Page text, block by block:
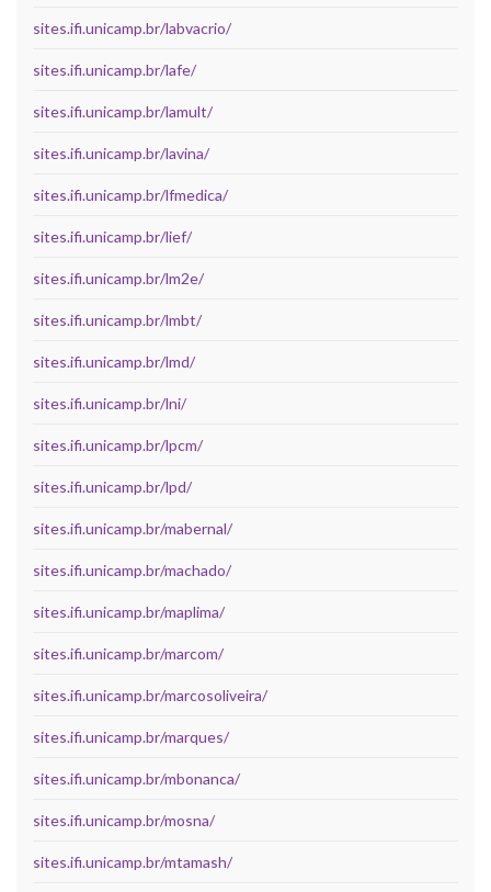
sites.ifi.unicamp.br/labvacrio/
sites.ifi.unicamp.br/lafe/
sites.ifi.unicamp.br/lamult/
sites.ifi.unicamp.br/lavina/
sites.ifi.unicamp.br/lfmedica/
sites.ifi.unicamp.br/lief/
sites.ifi.unicamp.br/lm2e/
sites.ifi.unicamp.br/lmbt/
sites.ifi.unicamp.br/lmd/
sites.ifi.unicamp.br/lni/
sites.ifi.unicamp.br/lpcm/
sites.ifi.unicamp.br/lpd/
sites.ifi.unicamp.br/mabernal/
sites.ifi.unicamp.br/machado/
sites.ifi.unicamp.br/maplima/
sites.ifi.unicamp.br/marcom/
sites.ifi.unicamp.br/marcosoliveira/
sites.ifi.unicamp.br/marques/
sites.ifi.unicamp.br/mbonanca/
sites.ifi.unicamp.br/mosna/
sites.ifi.unicamp.br/mtamash/